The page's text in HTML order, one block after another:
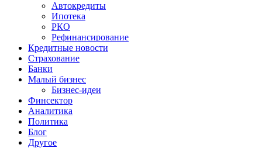
Автокредиты
Ипотека
РКО
Рефинансирование
Кредитные новости
Страхование
Банки
Малый бизнес
Бизнес-идеи
Финсектор
Аналитика
Политика
Блог
Другое